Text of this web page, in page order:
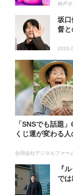
神戸
坂
督と
「SNSでも話題
くじ運が変わる
合同会社デジタルファー
『
で